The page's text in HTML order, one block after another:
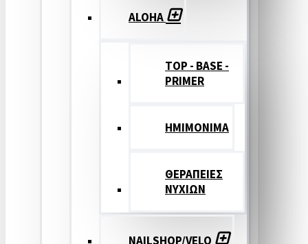
ALOHA
TOP - BASE -
PRIMER
ΗΜΙΜΟΝΙΜΑ
ΘΕΡΑΠΕΙΕΣ
ΝΥΧΙΩΝ
NAILSHOP/VELO